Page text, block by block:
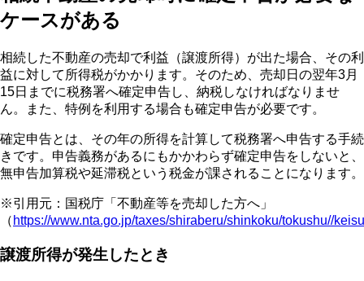
ケースがある
相続した不動産の売却で利益（譲渡所得）が出た場合、その利
益に対して所得税がかかります。そのため、売却日の翌年3月
15日までに税務署へ確定申告し、納税しなければなりませ
ん。また、特例を利用する場合も確定申告が必要です。
確定申告とは、その年の所得を計算して税務署へ申告する手続
きです。申告義務があるにもかかわらず確定申告をしないと、
無申告加算税や延滞税という税金が課されることになります。
※引用元：国税庁「不動産等を売却した方へ」
（ https://www.nta.go.jp/taxes/shiraberu/shinkoku/tokushu//
譲渡所得が発生したとき